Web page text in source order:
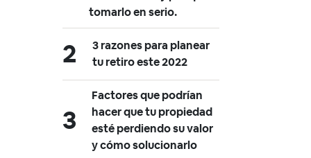
tomarlo en serio.
3 razones para planear
tu retiro este 2022
Factores que podrían
hacer que tu propiedad
esté perdiendo su valor
y cómo solucionarlo